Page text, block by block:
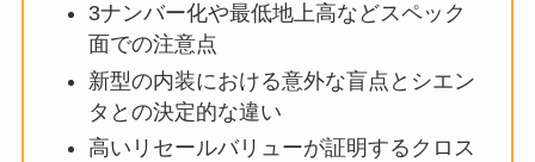
3ナンバー化や最低地上高などスペック
面での注意点
新型の内装における意外な盲点とシエン
タとの決定的な違い
高いリセールバリューが証明するクロス